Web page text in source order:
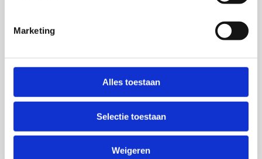
Marketing
Alles toestaan
Selectie toestaan
Weigeren
Duurzaamheid